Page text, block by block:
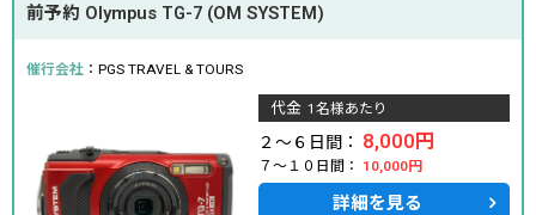
前予約 Olympus TG-7 (OM SYSTEM)
催行会社 ：PGS TRAVEL & TOURS
代金 1名様あたり
２～６日間： 8,000円
７～１０日間： 10,000円
詳細を見る